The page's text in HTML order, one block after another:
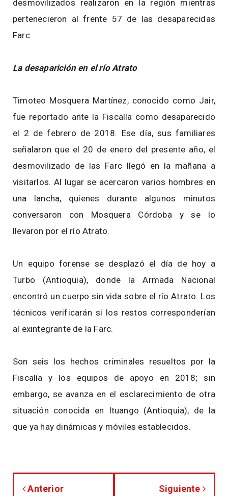
desmovilizados realizaron en la región mientras
pertenecieron al frente 57 de las desaparecidas
Farc.
La desaparición en el río Atrato
Timoteo Mosquera Martínez, conocido como Jair,
fue reportado ante la Fiscalía como desaparecido
el 2 de febrero de 2018. Ese día, sus familiares
señalaron que el 20 de enero del presente año, el
desmovilizado de las Farc llegó en la mañana a
visitarlos. Al lugar se acercaron varios hombres en
una lancha, quienes durante algunos minutos
conversaron con Mosquera Córdoba y se lo
llevaron por el río Atrato.
Un equipo forense se desplazó el día de hoy a
Turbo (Antioquia), donde la Armada Nacional
encontró un cuerpo sin vida sobre el río Atrato. Los
técnicos verificarán si los restos corresponderían
al exintegrante de la Farc.
Son seis los hechos criminales resueltos por la
Fiscalía y los equipos de apoyo en 2018; sin
embargo, se avanza en el esclarecimiento de otra
situación conocida en Ituango (Antioquia), de la
que ya hay dinámicas y móviles establecidos.
Anterior Siguiente